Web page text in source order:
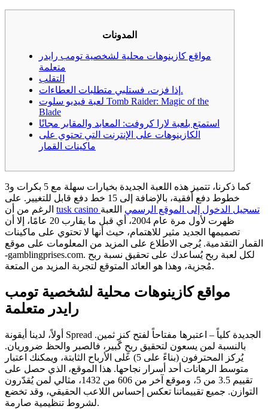
المدونات
مواقع كازينوهات محلية لشخصية تومب رايدر
متعلمة
التقلب
إذا فزت، فستلبي متطلبات العطاءات.
لعبة فيديو سلوت Tomb Raider: Magic of the
Blade
استمتع بلعبة لارا كروفت: المعابد والمقابر مجانًا
الكازينوهات على الإنترنت التي تحتوي على
ماكينات القمار
كما ذكرنا، تتميز هذه اللعبة الجديدة بخيارات سهلة مع 5 بكرات و3
خطوط دفع أفقية، بالإضافة إلى 15 خط دفع قابل للتغيير. على
tusk casino تسجيل الدخول إلى الموقع الرسمي اللعبة
ظهرت لأول مرة عام 2004، أي قبل ما يقارب 20 عامًا، إلا أن
تصميمها الجديد مثير للاهتمام، حيث أنها لا تحتوي على ماكينات
القمار التقدمية. يُرجى الاطلاع على المزيد من المعلومات على موقع
-gamblingprises.com. لكل لعبة ربح يُساعدك على تحقيق نسبة ربح
مُجزية، وهذا هو العائد المتوقع لتجربة المزيد من المتعة.
مواقع كازينوهات محلية لشخصية تومب
رايدر متعلمة
أولاً، لدينا أيقونة Spread الجديدة كلياً – اعتبرها مفتاحاً لفتح كنزٍ ثمين.
بالنسبة لمن يسعون لتحقيق ربحٍ كبير، فالصبر والحظ ضروريان.
يُركز المحترفون (بناءً على 5) على الأرباح الثابتة، ويمكنك اعتبار
متوسط ​​الرهانات أحد أسرار نجاحها. هذا الموقع، الذي حصل على
تقييم 3.5 من 5، وموقع آخر من 606 من 1432، مثالي لمن يُقدّرون
التوازن. جميع تقييماتنا تعكس إحساس اللاعب الحقيقي، وقد تخضع
لشروط تنظيمية صارمة.